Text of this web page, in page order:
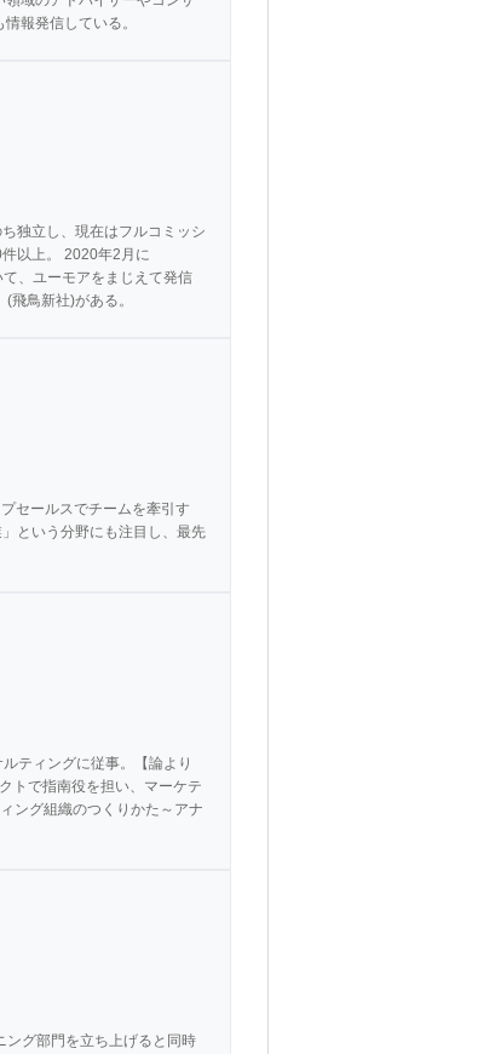
報発信している。
独立し、現在はフルコミッシ
以上。 2020年2月に
、ユーモアをまじえて発信
鳥新社)がある。
セールスでチームを牽引す
という分野にも注目し、最先
ティングに従事。【論より
トで指南役を担い、マーケテ
ング組織のつくりかた～アナ
ング部⾨を⽴ち上げると同時